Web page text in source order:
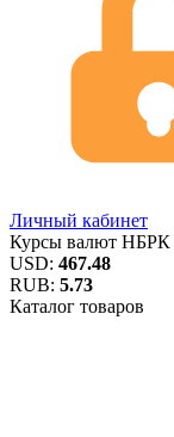
Личный кабинет
Курсы валют НБРК
USD: 467.48
RUB: 5.73
Каталог товаров